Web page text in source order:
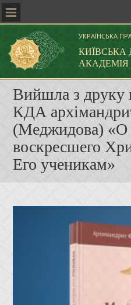
УКРАЇНСЬКА
КИЇВСЬКА
АКАДЕМІЯ
Вийшла з друку
КДА
(Меджидова) «О
воскресшего
Его ученикам»